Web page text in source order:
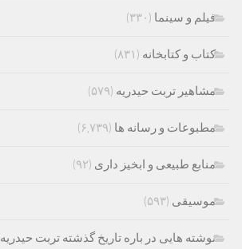
فیلم و سینما (۳۳۰)
کتاب و کتابخانه (۸۳۱)
مشاهیر تربت حیدریه (۵۷۹)
مطبوعات و رسانه ها (۶,۷۳۹)
منابع طبیعی و ابخیز داری (۹۲)
موسیقی (۵۹۳)
نوشته هایی در باره تاریخ گذشته تربت حیدریه